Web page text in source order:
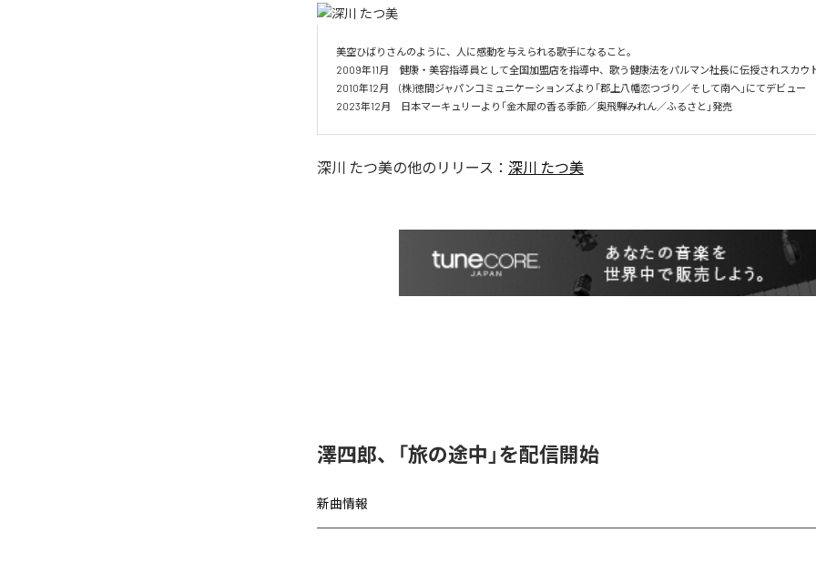
美空ひばりさんのように、人に感動を与えられる歌手になること。
2009年11月　健康・美容指導員として全国加盟店を指導中、歌う健康法をパルマン社長に伝授されスカウ
2010年12月　(株)徳間ジャパンコミュニケーションズより「郡上八幡恋つづり／そして南へ」にてデビュー
2023年12月　日本マーキュリーより「金木犀の香る季節／奥飛騨みれん／ふるさと」発売
深川 たつ美の他のリリース： 深川 たつ美
澤四郎、「旅の途中」を配信開始
新曲情報